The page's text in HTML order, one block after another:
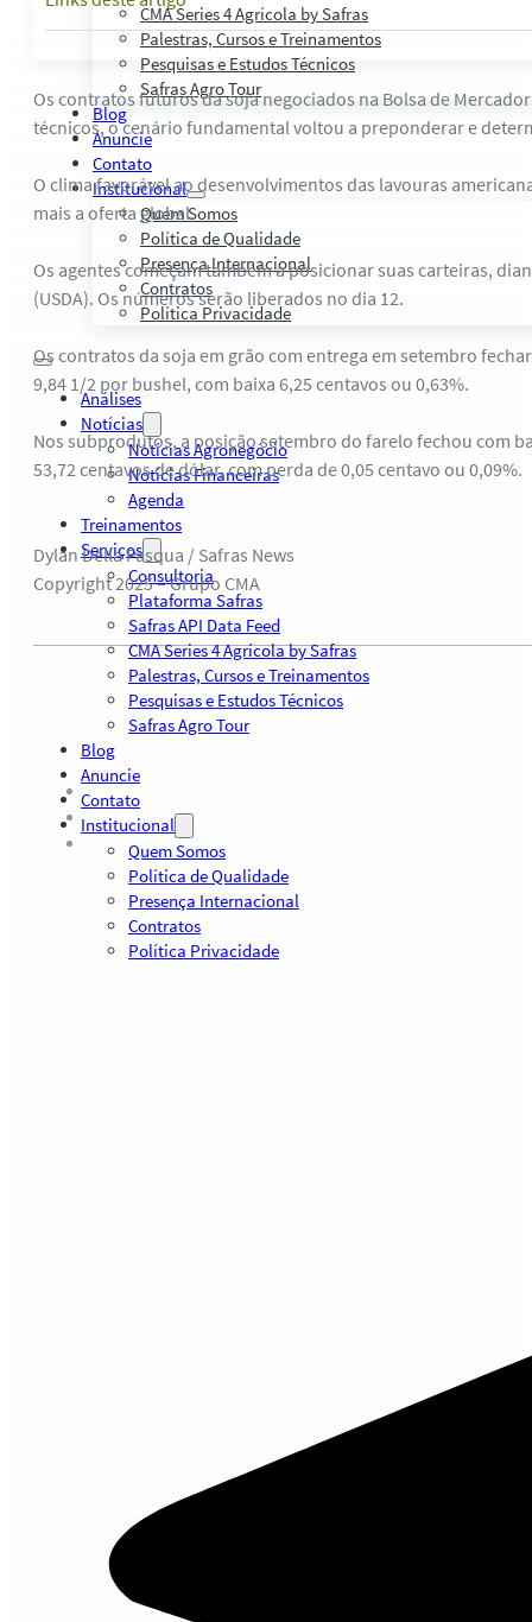
CMA Series 4 Agrícola by Safras
Palestras, Cursos e Treinamentos
Pesquisas e Estudos Técnicos
Safras Agro Tour
Blog
Anuncie
Contato
Institucional
Quem Somos
Política de Qualidade
Presença Internacional
Contratos
Política Privacidade
Análises
Notícias
Notícias Agronegócio
Notícias Financeiras
Agenda
Treinamentos
Serviços
Consultoria
Plataforma Safras
Safras API Data Feed
CMA Series 4 Agrícola by Safras
Palestras, Cursos e Treinamentos
Pesquisas e Estudos Técnicos
Safras Agro Tour
Blog
Anuncie
Contato
Institucional
Quem Somos
Política de Qualidade
Presença Internacional
Contratos
Política Privacidade
Os contratos futuros da soja negociados na Bolsa de
técnicos, o cenário fundamental voltou a preponderar e
O clima favorável ao desenvolvimentos das lavouras
mais a oferta global.
Os agentes começam também a posicionar suas carteiras,
(USDA). Os números serão liberados no dia 12.
Os contratos da soja em grão com entrega em setembro
9,84 1/2 por bushel, com baixa 6,25 centavos ou 0,63%.
Nos subprodutos, a posição setembro do farelo fechou com
53,72 centavos de dólar, com perda de 0,05 centavo ou 0,09%.
Dylan Della Pasqua / Safras News
Copyright 2025 – Grupo CMA